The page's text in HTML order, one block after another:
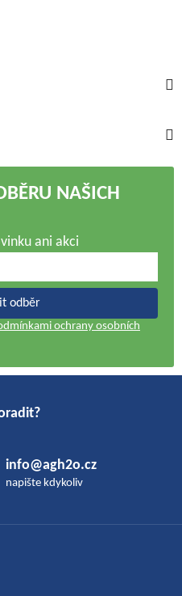
NAŠICH
ani akci
odběr
ochrany osobních
info@agh2o.cz
napište kdykoliv